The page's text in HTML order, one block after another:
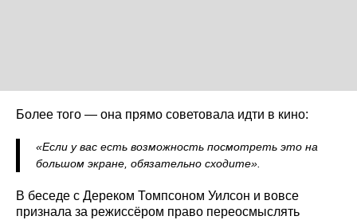
Более того — она прямо советовала идти в кино:
«Если у вас есть возможность посмотреть это на
большом экране, обязательно сходите».
В беседе с Дереком Томпсоном Уилсон и вовсе
признала за режиссёром право переосмыслять